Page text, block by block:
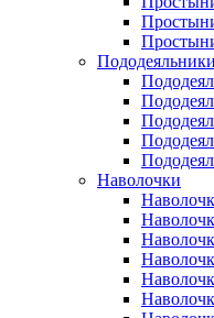
Пододеяльники
Наволочки